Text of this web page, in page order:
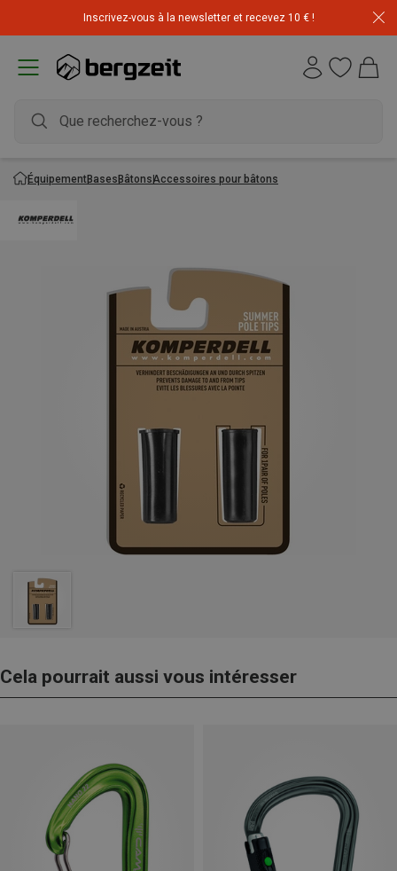
Inscrivez-vous à la newsletter et recevez 10 € !
ÉquipementBasesBâtonsAccessoires pour bâtons
Cela pourrait aussi vous intéresser